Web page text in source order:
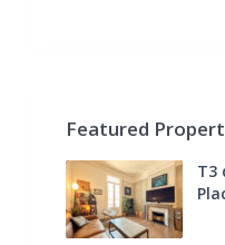
Featured
T3